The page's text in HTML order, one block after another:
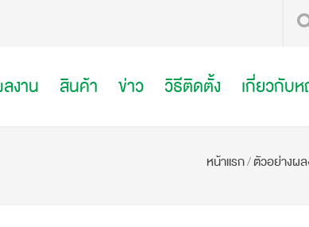
งาน สินค้า ข่าว วิธีติดตั้ง เกี่ยวกับ
หน้าแรก/ตัวอย่างผ